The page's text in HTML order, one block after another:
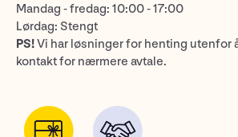
Mandag - fredag: 10:00 - 17:00
Lørdag: Stengt
PS!Vi har løsninger for henting utenfor
kontakt for nærmere avtale.